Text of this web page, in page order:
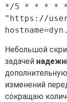
*/5 * * * *
"https://
Небольшой
задачей
изменений
сокращаю